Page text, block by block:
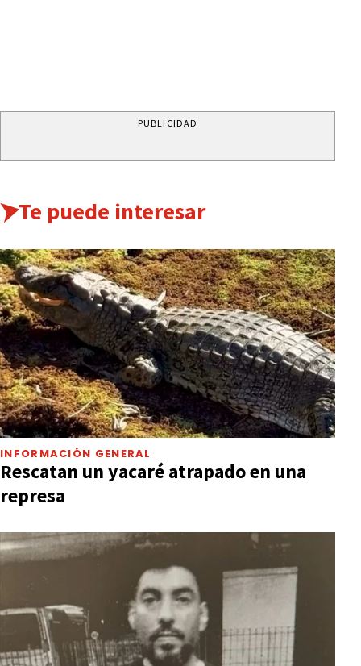
PUBLICIDAD
Te puede interesar
INFORMACIÓN GENERAL
Rescatan un yacaré atrapado en una
represa